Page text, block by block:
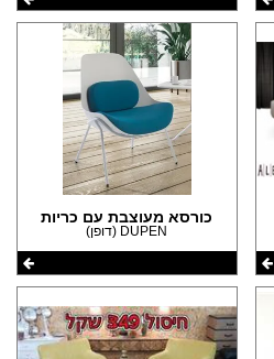
כורסא מעוצבת עם כריות
DUPEN (דופן)